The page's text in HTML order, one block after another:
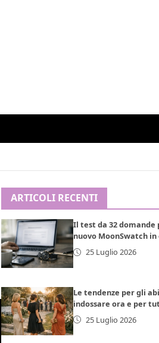
ARTICOLI RECENTI
Il test da 32
nuovo MoonSwatch
25 Luglio 2026
Le tendenze per gli
indossare ora e per
25 Luglio 2026